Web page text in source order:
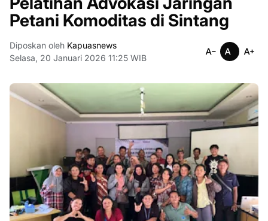
Petani Komoditas di Sintang
Diposkan oleh Kapuasnews
Selasa, 20 Januari 2026 11:25 WIB